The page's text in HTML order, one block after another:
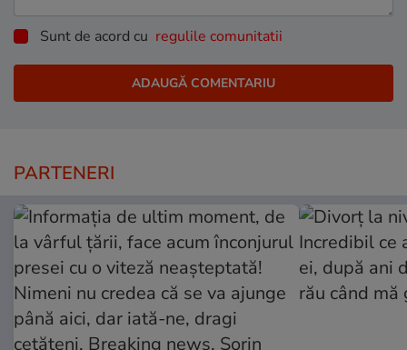
Sunt de acord cu regulile comunitatii
PARTENERI